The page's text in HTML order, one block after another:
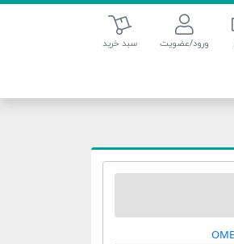
ورود/عضویت
سبد خرید
سبد خرید